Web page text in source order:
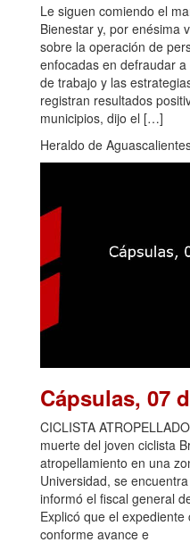
Le siguen comiendo el
Bienestar y, por enésima
sobre la operación de
enfocadas en defraudar
de trabajo y las
registran resultados
municipios, dijo el […]
Heraldo de
Cápsulas, 07
CICLISTA
muerte del joven ciclista
atropellamiento en una
Universidad, se
informó el fiscal general
Explicó que el
conforme avance e